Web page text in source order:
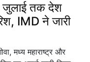
तक देश
IMD ने जारी
मध्य महाराष्ट्र और